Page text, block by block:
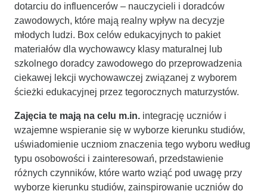
dotarciu do influencerów – nauczycieli i doradców
zawodowych, które mają realny wpływ na decyzje
młodych ludzi. Box celów edukacyjnych to pakiet
materiałów dla wychowawcy klasy maturalnej lub
szkolnego doradcy zawodowego do przeprowadzenia
ciekawej lekcji wychowawczej związanej z wyborem
ścieżki edukacyjnej przez tegorocznych maturzystów.
Zajęcia te mają na celu m.in. integrację uczniów i
wzajemne wspieranie się w wyborze kierunku studiów,
uświadomienie uczniom znaczenia tego wyboru według
typu osobowości i zainteresowań, przedstawienie
różnych czynników, które warto wziąć pod uwagę przy
wyborze kierunku studiów, zainspirowanie uczniów do